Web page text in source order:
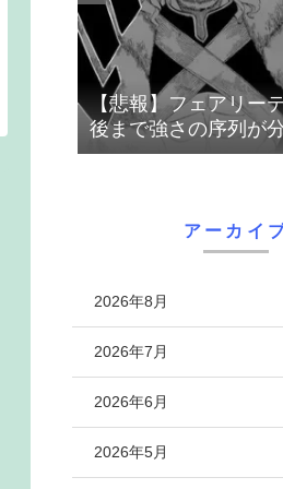
【悲報】フェアリー
後まで強さの序列が
アーカイ
2026年8月
2026年7月
2026年6月
2026年5月